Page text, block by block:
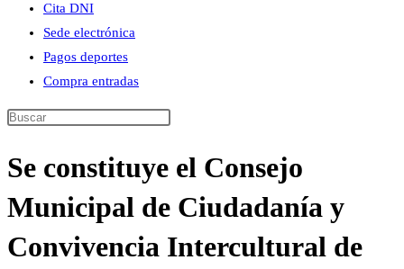
Cita DNI
Sede electrónica
Pagos deportes
Compra entradas
Buscar
esta
Se constituye el Consejo
Municipal de Ciudadanía y
Convivencia Intercultural de